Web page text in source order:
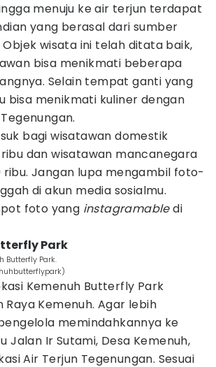
menuju ke air terjun terdapat
yang berasal dari sumber
wisata ini telah ditata baik,
bisa menikmati beberapa
Selain tempat ganti yang
bisa menikmati kuliner dengan
bagi wisatawan domestik
ribu dan wisatawan mancanegara
ribu. Jangan lupa mengambil foto-
di akun media sosialmu.
foto yang instagramabledi
Park
Butterfly Park.
Kemenuh Butterfly Park
Raya Kemenuh. Agar lebih
memindahkannya ke
Jalan Ir Sutami, Desa Kemenuh,
Air Terjun Tegenungan. Sesuai